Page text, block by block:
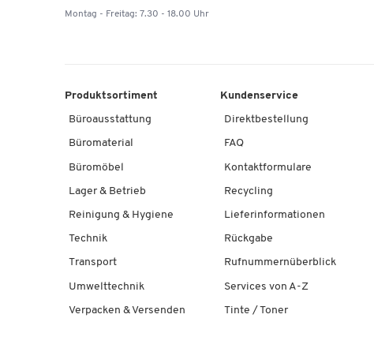
Montag - Freitag: 7.30 - 18.00 Uhr
Produktsortiment
Büroausstattung
Büromaterial
Büromöbel
Lager & Betrieb
Reinigung & Hygiene
Technik
Transport
Umwelttechnik
Verpacken & Versenden
Kundenservice
Direktbestellung
FAQ
Kontaktformulare
Recycling
Lieferinformationen
Rückgabe
Rufnummernüberblick
Services von A-Z
Tinte / Toner